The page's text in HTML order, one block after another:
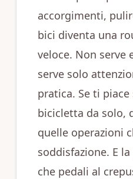
accorgimenti,
bici diventa una
veloce. Non serve
serve solo
pratica. Se ti
bicicletta da solo,
quelle operazioni
soddisfazione. E
che pedali al